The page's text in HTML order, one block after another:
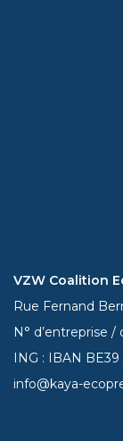
VZW Coalition
Rue Fernand
N° d’entreprise
ING : IBAN BE39
info@kaya-